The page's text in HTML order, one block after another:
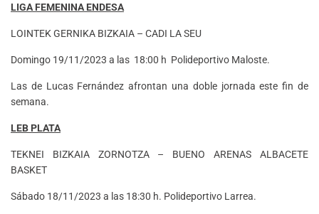
LIGA FEMENINA ENDESA
LOINTEK GERNIKA BIZKAIA – CADI LA SEU
Domingo 19/11/2023 a las 18:00 h Polideportivo Maloste.
Las de Lucas Fernández afrontan una doble jornada este fin de
semana.
LEB PLATA
TEKNEI BIZKAIA ZORNOTZA – BUENO ARENAS ALBACETE
BASKET
Sábado 18/11/2023 a las 18:30 h. Polideportivo Larrea.